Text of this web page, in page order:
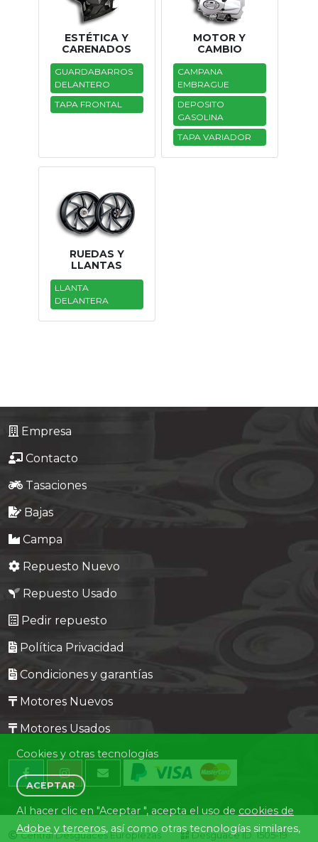
ESTÉTICA Y
CARENADOS
GUARDABARROS
DELANTERO
TAPA FRONTAL
MOTOR Y
CAMBIO
CAMPANA
EMBRAGUE
DEPOSITO
GASOLINA
TAPA VARIADOR
RUEDAS Y
LLANTAS
LLANTA
DELANTERA
Empresa
Contacto
Tasaciones
Bajas
Campa
Repuesto Nuevo
Repuesto Usado
Pedir repuesto
Política Privacidad
Condiciones y garantías
Motores Nuevos
Motores Usados
Central Desguaces Europiezas Desguace ID. 1505-19
Cookies y otras tecnologías
ACEPTAR
Al hacer clic en "Aceptar ", acepta el uso de cookies de
Adobe y terceros, así como otras tecnologías similares,